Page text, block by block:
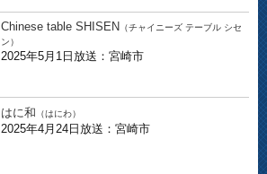
Chinese table SHISEN （チャイニーズ テーブル シセ
ン）
2025年5月1日放送：宮崎市
はに和 （はにわ）
2025年4月24日放送：宮崎市